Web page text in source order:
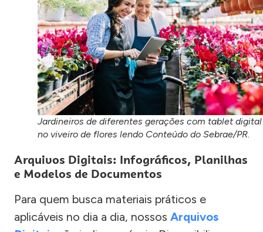
Jardineiros de diferentes gerações com tablet digital
no viveiro de flores lendo Conteúdo do Sebrae/PR.
Arquivos Digitais: Infográficos, Planilhas
e Modelos de Documentos
Para quem busca materiais práticos e
aplicáveis no dia a dia, nossos Arquivos